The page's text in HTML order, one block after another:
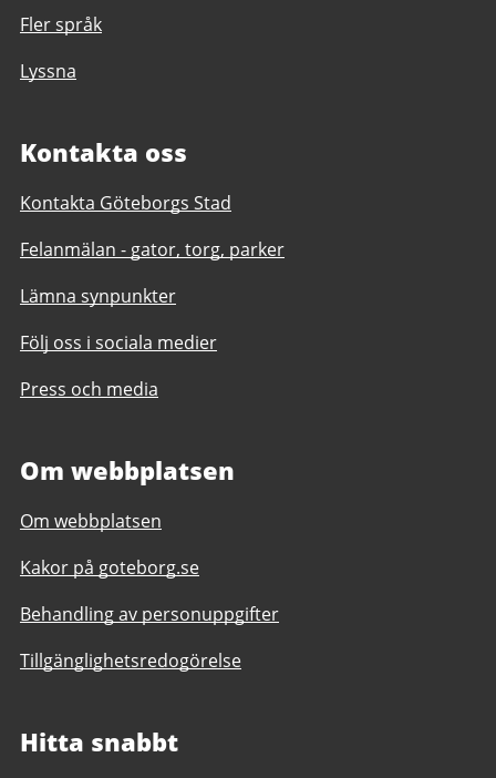
Fler språk
Lyssna
Kontakta oss
Kontakta Göteborgs Stad
Felanmälan - gator, torg, parker
Lämna synpunkter
Följ oss i sociala medier
Press och media
Om webbplatsen
Om webbplatsen
Kakor på goteborg.se
Behandling av personuppgifter
Tillgänglighetsredogörelse
Hitta snabbt